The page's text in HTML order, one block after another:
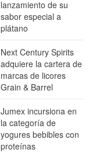
lanzamiento de su
sabor especial a
plátano
Next Century Spirits
adquiere la cartera de
marcas de licores
Grain & Barrel
Jumex incursiona en
la categoría de
yogures bebibles con
proteínas